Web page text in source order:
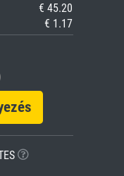
€ 45.20
€ 1.17